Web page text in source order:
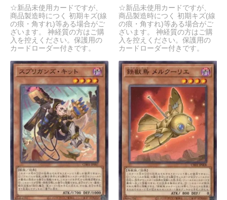
☆新品未使用カードですが、
商品製造時につく 初期キズ(線
の痕・角すれ)等ある場合がご
ざいます。 神経質の方はご購
入を控えください。保護用の
カードローダー付きです。
☆新品未使用カードですが、
商品製造時につく 初期キズ(線
の痕・角すれ)等ある場合がご
ざいます。 神経質の方はご購
入を控えください。保護用の
カードローダー付きです。